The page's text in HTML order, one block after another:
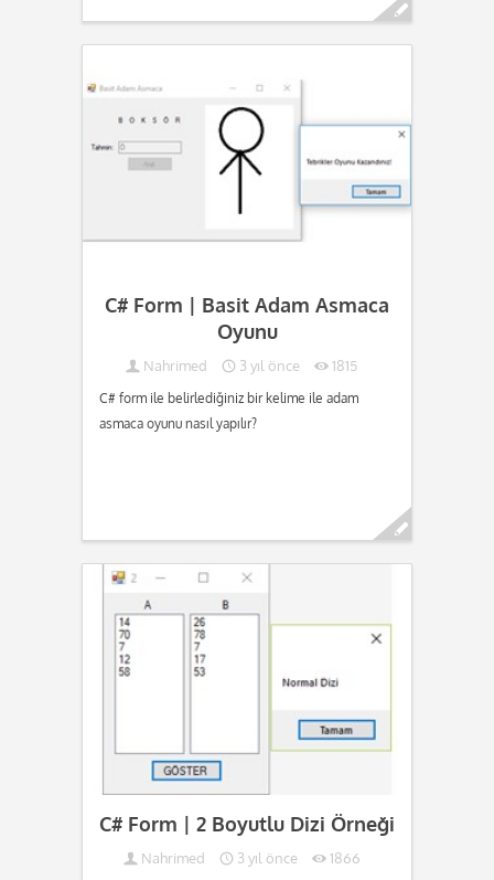
C# Form | Basit Adam Asmaca
Oyunu
Nahrimed 3 yıl önce 1815
C# form ile belirlediğiniz bir kelime ile adam
asmaca oyunu nasıl yapılır?
C# Form | 2 Boyutlu Dizi Örneği
Nahrimed 3 yıl önce 1866